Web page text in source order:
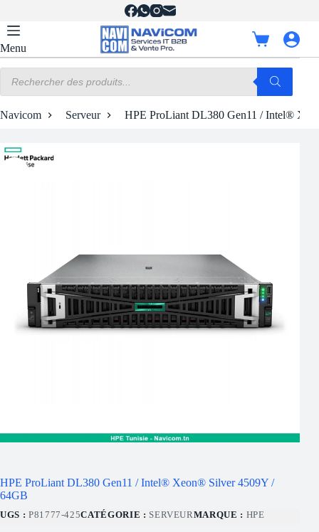
contenu
Menu
Panier
d’achat
produits
Navicom Serveur HPE ProLiant DL380 Gen11 / Intel®
HPE ProLiant DL380 Gen11 / Intel® Xeon® Silver 4509Y /
64GB
UGS : P81777-425CATÉGORIE : SERVEURMARQUE : HPE